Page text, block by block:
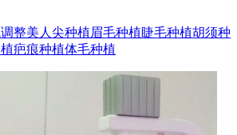
整美人尖种植眉毛种植睫毛种植胡须种
疤痕种植体毛种植